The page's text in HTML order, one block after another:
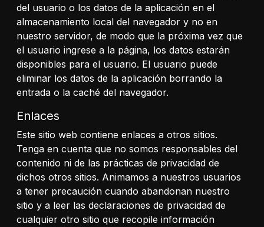
del usuario o los datos de la aplicación en el
almacenamiento local del navegador y no en
nuestro servidor, de modo que la próxima vez que
el usuario ingrese a la página, los datos estarán
disponibles para el usuario. El usuario puede
eliminar los datos de la aplicación borrando la
entrada o la caché del navegador.
Enlaces
Este sitio web contiene enlaces a otros sitios.
Tenga en cuenta que no somos responsables del
contenido ni de las prácticas de privacidad de
dichos otros sitios. Animamos a nuestros usuarios
a tener precaución cuando abandonan nuestro
sitio y a leer las declaraciones de privacidad de
cualquier otro sitio que recopile información